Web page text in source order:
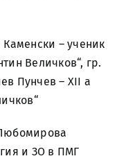
– ученик
Величков“, гр.
Пунчев – XII a
и ЗО в ПМГ